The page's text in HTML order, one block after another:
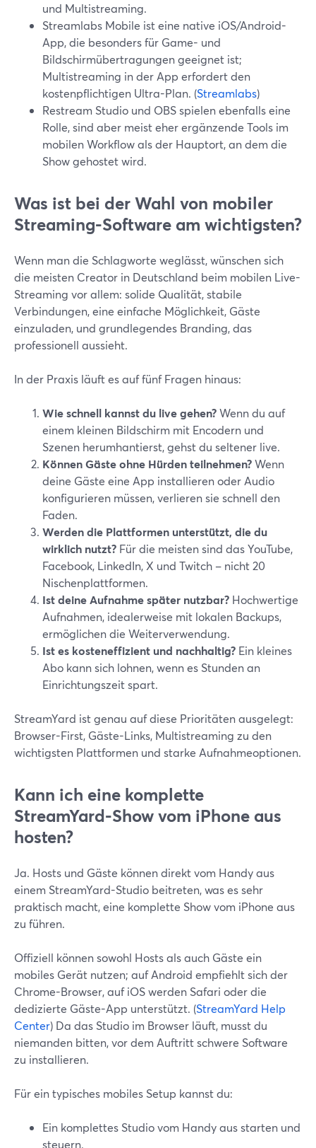
und Multistreaming.
Streamlabs Mobile ist eine native iOS/Android-
App, die besonders für Game- und
Bildschirmübertragungen geeignet ist;
Multistreaming in der App erfordert den
kostenpflichtigen Ultra-Plan. (Streamlabs)
Restream Studio und OBS spielen ebenfalls eine
Rolle, sind aber meist eher ergänzende Tools im
mobilen Workflow als der Hauptort, an dem die
Show gehostet wird.
Was ist bei der Wahl von mobiler
Streaming-Software am wichtigsten?
Wenn man die Schlagworte weglässt, wünschen sich
die meisten Creator in Deutschland beim mobilen Live-
Streaming vor allem: solide Qualität, stabile
Verbindungen, eine einfache Möglichkeit, Gäste
einzuladen, und grundlegendes Branding, das
professionell aussieht.
In der Praxis läuft es auf fünf Fragen hinaus:
Wie schnell kannst du live gehen?Wenn du auf
einem kleinen Bildschirm mit Encodern und
Szenen herumhantierst, gehst du seltener live.
Können Gäste ohne Hürden teilnehmen?Wenn
deine Gäste eine App installieren oder Audio
konfigurieren müssen, verlieren sie schnell den
Faden.
Werden die Plattformen unterstützt, die du
wirklich nutzt? Für die meisten sind das YouTube,
Facebook, LinkedIn, X und Twitch – nicht 20
Nischenplattformen.
Ist deine Aufnahme später nutzbar? Hochwertige
Aufnahmen, idealerweise mit lokalen Backups,
ermöglichen die Weiterverwendung.
Ist es kosteneffizient und nachhaltig? Ein kleines
Abo kann sich lohnen, wenn es Stunden an
Einrichtungszeit spart.
StreamYard ist genau auf diese Prioritäten ausgelegt:
Browser-First, Gäste-Links, Multistreaming zu den
wichtigsten Plattformen und starke Aufnahmeoptionen.
Kann ich eine komplette
StreamYard-Show vom iPhone aus
hosten?
Ja. Hosts und Gäste können direkt vom Handy aus
einem StreamYard-Studio beitreten, was es sehr
praktisch macht, eine komplette Show vom iPhone aus
zu führen.
Offiziell können sowohl Hosts als auch Gäste ein
mobiles Gerät nutzen; auf Android empfiehlt sich der
Chrome-Browser, auf iOS werden Safari oder die
dedizierte Gäste-App unterstützt. (StreamYard Help
Center) Da das Studio im Browser läuft, musst du
niemanden bitten, vor dem Auftritt schwere Software
zu installieren.
Für ein typisches mobiles Setup kannst du:
Ein komplettes Studio vom Handy aus starten und
steuern.